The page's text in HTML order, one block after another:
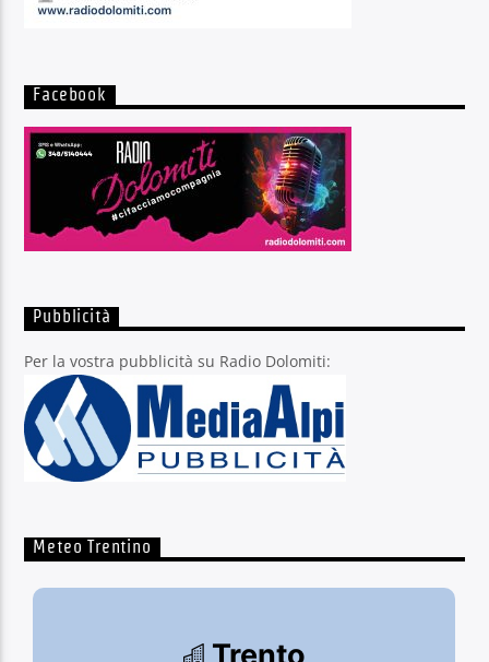
Facebook
Pubblicità
Per la vostra pubblicità su Radio Dolomiti:
Meteo Trentino